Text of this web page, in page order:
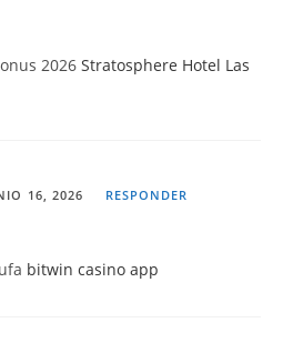
2026 Stratosphere Hotel Las
16, 2026 RESPONDER
bitwin casino app